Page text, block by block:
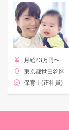
月給23万円〜
東京都世田谷区
保育士(正社員)